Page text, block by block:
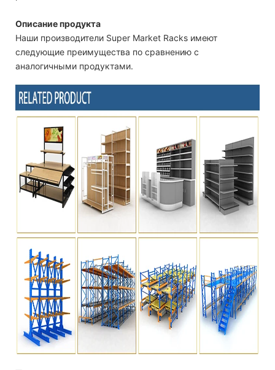
Описание продукта
Наши производители Super Market Racks имеют
следующие преимущества по сравнению с
аналогичными продуктами.